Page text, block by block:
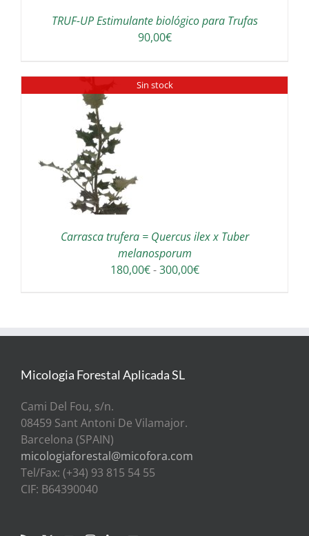
TRUF-UP Estimulante biológico para Trufas
90,00€
Sin stock
Carrasca trufera = Quercus ilex x Tuber
melanosporum
180,00€ - 300,00€Rango
180,00€
Micologia Forestal Aplicada SL
Cami Del Fou, s/n.
08459 Sant Antoni De Vilamajor.
Barcelona (SPAIN)
micologiaforestal@micofora.com
Tel/Fax: (+34) 93 815 54 55
CIF: B64390040